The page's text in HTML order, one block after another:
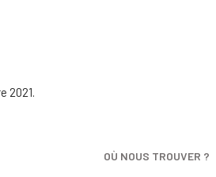
2021.
OÙ NOUS TROUVER ?